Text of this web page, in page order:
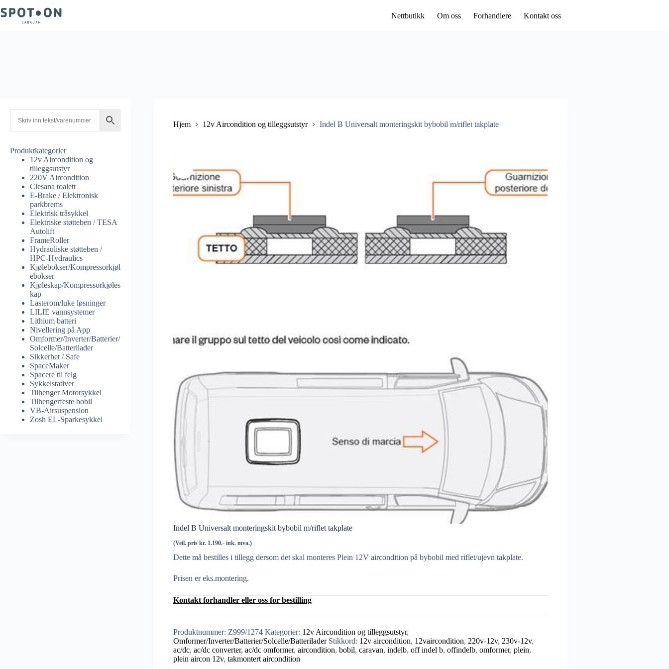
post@spot-on.as Forhandler login
Nettbutikk Om oss Forhandlere Kontakt oss
Hjem 12v Aircondition og tilleggsutstyr Indel B Universalt monteringskit bybobil m/riflet takplate
Indel B Universalt monteringskit bybobil m/riflet takplate
(Veil. pris kr. 1.190.- ink. mva.)
Dette må bestilles i tillegg dersom det skal monteres Plein 12V aircondition på bybobil med riflet/ujevn takplate.
Prisen er eks.montering.
Kontakt forhandler eller oss for bestilling
Produktnummer: Z999/1274 Kategorier: 12v Aircondition og tilleggsutstyr,
Omformer/Inverter/Batterier/Solcelle/Batterilader Stikkord: 12v aircondition, 12vaircondition, 220v-12v, 230v-12v,
ac/dc, ac/dc converter, ac/dc omformer, aircondition, bobil, caravan, indelb, off indel b, offindelb, omformer, plein,
plein aircon 12v, takmontert aircondition
Produktkategorier
12v Aircondition og
tilleggsutstyr
220V Aircondition
Clesana toalett
E-Brake / Elektronisk
parkbrems
Elektrisk tråsykkel
Elektriske støtteben / TESA
Autolift
FrameRoller
Hydrauliske støtteben /
HPC-Hydraulics
Kjølebokser/Kompressorkjøl
ebokser
Kjøleskap/Kompressorkjøles
kap
Lasterom/luke løsninger
LILIE vannsystemer
Lithium batteri
Nivellering på App
Omformer/Inverter/Batterier/
Solcelle/Batterilader
Sikkerhet / Safe
SpaceMaker
Spacere til felg
Sykkelstativer
Tilhenger Motorsykkel
Tilhengerfeste bobil
VB-Airsuspension
Zosh EL-Sparkesykkel